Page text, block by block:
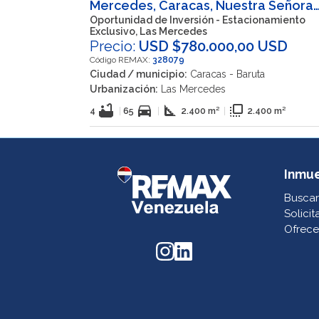
Mercedes, Caracas, Nuestra Señora
del Rosario, Baruta, Miranda, 1080,
VEN
Oportunidad de Inversión - Estacionamiento
Exclusivo, Las Mercedes
Precio: USD $780.000,00 USD
Código REMAX: 328079
Ciudad / municipio: Caracas - Baruta
Urbanización: Las Mercedes
4 bathtub | 65 directions_car | square_foot 2.400 m² | flip_to_front 2.400 m²
Buscar